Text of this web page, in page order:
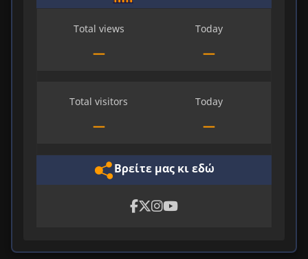
Total views
—
Today
—
Total visitors
—
Today
—
Βρείτε μας κι εδώ